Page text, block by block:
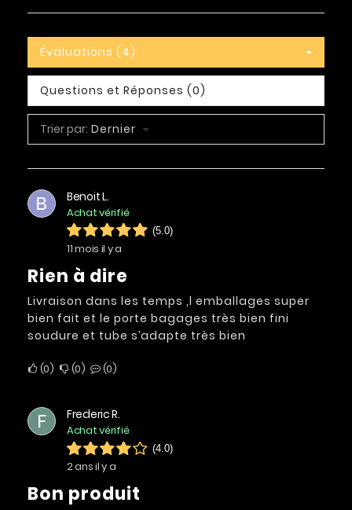
Évaluations (4)
Questions et Réponses (0)
Trier par: Dernier
B Benoit L.
Achat vérifié
(5.0)
11 mois il y a
Rien à dire
Livraison dans les temps ,l emballages super
bien fait et le porte bagages très bien fini
soudure et tube s’adapte très bien
0 0 0
F Frederic R.
Achat vérifié
(4.0)
2 ans il y a
Bon produit